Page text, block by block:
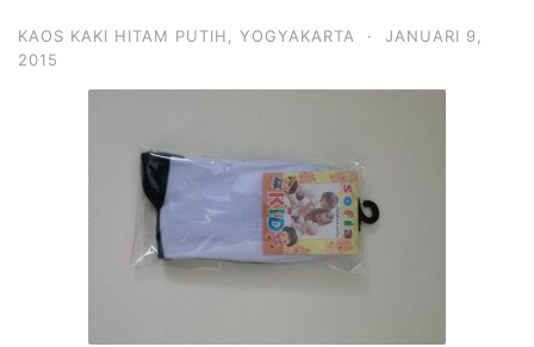
KAOS KAKI HITAM PUTIH YOGYAKARTA ·
JANUARI 9,
2015